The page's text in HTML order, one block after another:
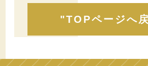
"TOPページへ